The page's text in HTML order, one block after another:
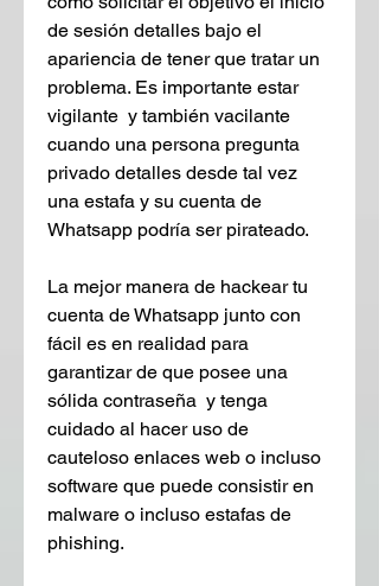
de sesión detalles bajo el
apariencia de tener que tratar un
problema. Es importante estar
vigilante  y también vacilante
cuando una persona pregunta
privado detalles desde tal vez
una estafa y su cuenta de
Whatsapp podría ser pirateado.
La mejor manera de hackear tu
cuenta de Whatsapp junto con
fácil es en realidad para
garantizar de que posee una
sólida contraseña  y tenga
cuidado al hacer uso de
cauteloso enlaces web o incluso
software que puede consistir en
malware o incluso estafas de
phishing.